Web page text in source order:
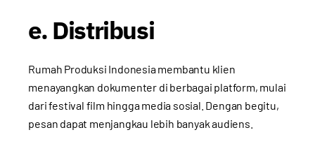
e. Distribusi
Rumah Produksi Indonesia membantu klien
menayangkan dokumenter di berbagai platform, mulai
dari festival film hingga media sosial. Dengan begitu,
pesan dapat menjangkau lebih banyak audiens.